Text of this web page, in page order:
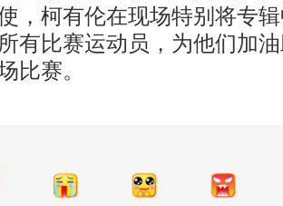
，柯有伦在现场特别将专
有比赛运动员，为他们加
比赛。